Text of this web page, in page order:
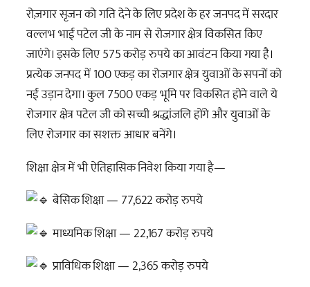
रोज़गार सृजन को गति देने के लिए प्रदेश के हर जनपद में सरदार
वल्लभ भाई पटेल जी के नाम से रोजगार क्षेत्र विकसित किए
जाएंगे। इसके लिए 575 करोड़ रुपये का आवंटन किया गया है।
प्रत्येक जनपद में 100 एकड़ का रोजगार क्षेत्र युवाओं के सपनों को
नई उड़ान देगा। कुल 7500 एकड़ भूमि पर विकसित होने वाले ये
रोजगार क्षेत्र पटेल जी को सच्ची श्रद्धांजलि होंगे और युवाओं के
लिए रोजगार का सशक्त आधार बनेंगे।
शिक्षा क्षेत्र में भी ऐतिहासिक निवेश किया गया है—
बेसिक शिक्षा — 77,622 करोड़ रुपये
माध्यमिक शिक्षा — 22,167 करोड़ रुपये
प्राविधिक शिक्षा — 2,365 करोड़ रुपये